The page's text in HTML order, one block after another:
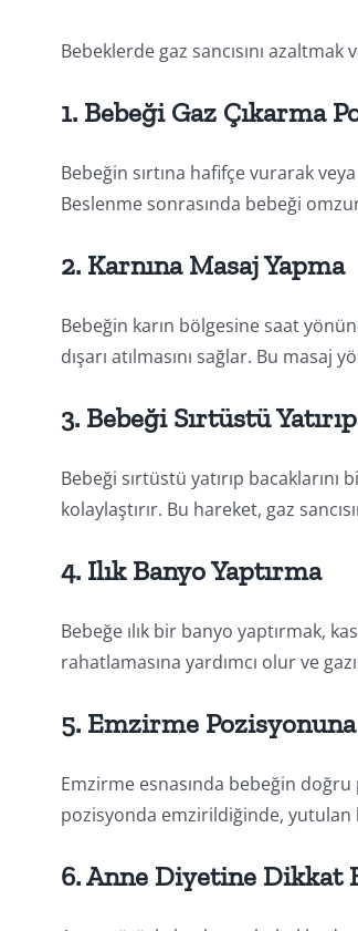
Bebeklerde gaz sancısını
1. Bebeği Gaz Çıkarma
Bebeğin sırtına hafifçe vurarak
Beslenme sonrasında bebeği
2. Karnına Masaj Yapma
Bebeğin karın bölgesine saat
dışarı atılmasını sağlar. Bu
3. Bebeği Sırtüstü
Bebeği sırtüstü yatırıp
kolaylaştırır. Bu hareket, gaz
4. Ilık Banyo Yaptırma
Bebeğe ılık bir banyo yaptırmak,
rahatlamasına yardımcı olur ve
5. Emzirme
Emzirme esnasında bebeğin
pozisyonda emzirildiğinde, yutulan
6. Anne Diyetine Dikkat